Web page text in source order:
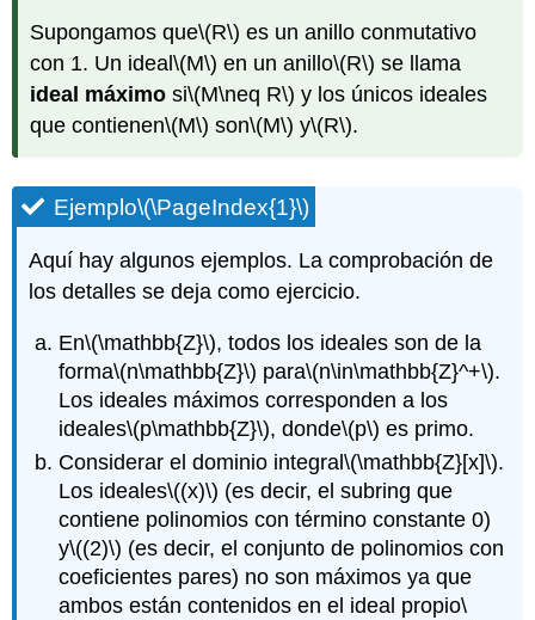
Supongamos que\(R\) es un anillo conmutativo
con 1. Un ideal\(M\) en un anillo\(R\) se llama
ideal máximo si\(M\neq R\) y los únicos ideales
que contienen\(M\) son\(M\) y\(R\).
Ejemplo\(\PageIndex{1}\)
Aquí hay algunos ejemplos. La comprobación de
los detalles se deja como ejercicio.
En\(\mathbb{Z}\), todos los ideales son de la
forma\(n\mathbb{Z}\) para\(n\in\mathbb{Z}^+\).
Los ideales máximos corresponden a los
ideales\(p\mathbb{Z}\), donde\(p\) es primo.
Considerar el dominio integral\(\mathbb{Z}[x]\).
Los ideales\((x)\) (es decir, el subring que
contiene polinomios con término constante 0)
y\((2)\) (es decir, el conjunto de polinomios con
coeficientes pares) no son máximos ya que
ambos están contenidos en el ideal propio\